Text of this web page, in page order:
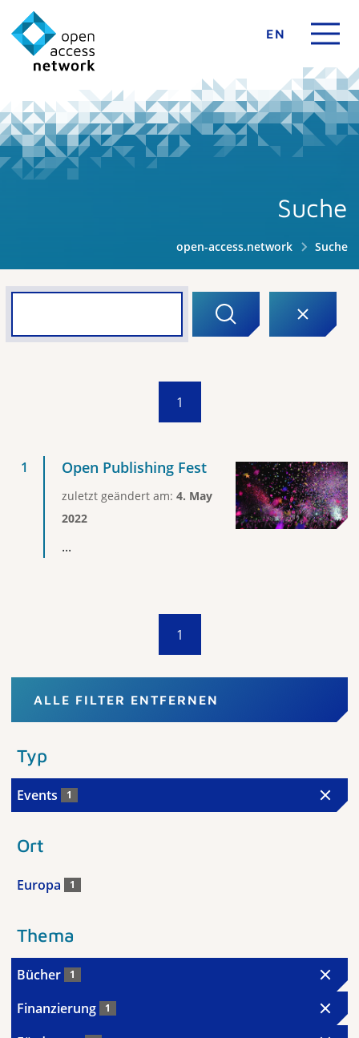
EN
Suche
open-access.network Suche
1
Open Publishing Fest
zuletzt geändert am: 4. May
2022
...
1
ALLE FILTER ENTFERNEN
Typ
Events 1
Ort
Europa 1
Thema
Bücher 1
Finanzierung 1